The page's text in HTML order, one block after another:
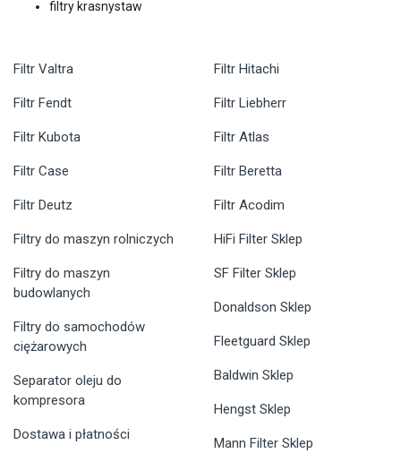
filtry krasnystaw
Filtr Valtra
Filtr Fendt
Filtr Kubota
Filtr Case
Filtr Deutz
Filtr Hitachi
Filtr Liebherr
Filtr Atlas
Filtr Beretta
Filtr Acodim
Filtry do maszyn rolniczych
Filtry do maszyn
budowlanych
Filtry do samochodów
ciężarowych
Separator oleju do
kompresora
Dostawa i płatności
HiFi Filter Sklep
SF Filter Sklep
Donaldson Sklep
Fleetguard Sklep
Baldwin Sklep
Hengst Sklep
Mann Filter Sklep